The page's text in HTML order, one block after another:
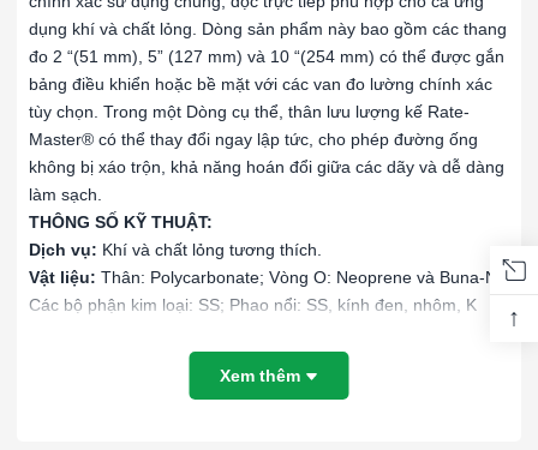
dụng khí và chất lỏng. Dòng sản phẩm này bao gồm các thang
đo 2 “(51 mm), 5” (127 mm) và 10 “(254 mm) có thể được gắn
bảng điều khiển hoặc bề mặt với các van đo lường chính xác
tùy chọn. Trong một Dòng cụ thể, thân lưu lượng kế Rate-
Master® có thể thay đổi ngay lập tức, cho phép đường ống
không bị xáo trộn, khả năng hoán đổi giữa các dãy và dễ dàng
làm sạch.
THÔNG SỐ KỸ THUẬT:
Dịch vụ: Khí và chất lỏng tương thích.
Vật liệu: Thân: Polycarbonate; Vòng O: Neoprene và Buna-N;
Các bộ phận kim loại: SS; Phao nổi: SS, kính đen, nhôm, K
130 ° F (54 ° C).
100 psi (6,9 bar).
Xem thêm
↑